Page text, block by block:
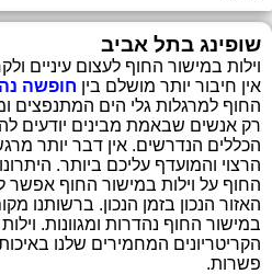
שופינג בתל אביב
וילות במישור החוף לעצום עיניים
אין חיבור יותר מושלם בין חופשה
החוף למרגלות גלי הים המתנפצים
רק אנשים שבאמת מבינים יודעים
הכללים הנדרשים. אין דבר יותר
הרצוי והמועדף עליכם ביותר.
החוף על וילות במישור החוף
האזור הנכון בזמן הנכון. ברשותנו
במישור החוף נהדרות ומגוונות.
הקריטריונים המחמירים שלנו באיכות
פשרות.